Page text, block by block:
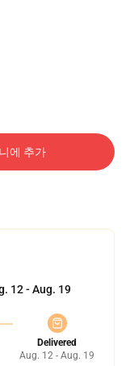
에 추가
12 - Aug. 19
Delivered
Aug. 12 - Aug. 19